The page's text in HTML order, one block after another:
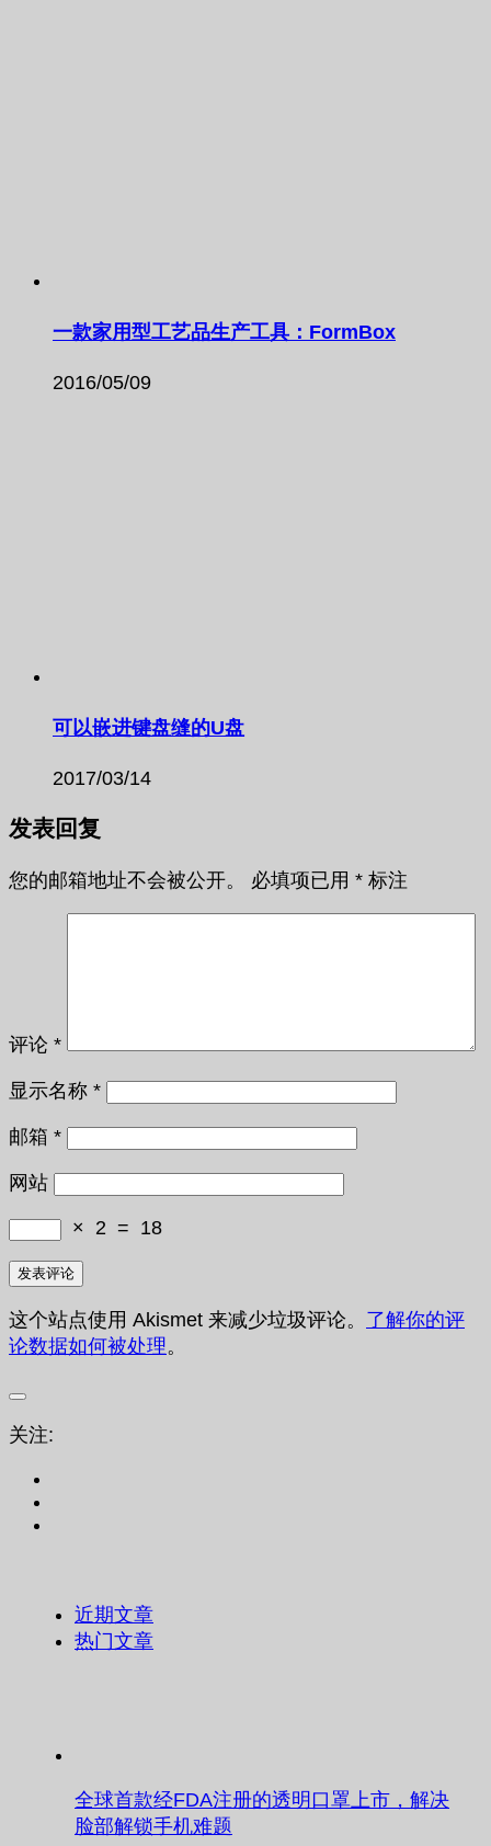
一款家用型工艺品生产工具：FormBox
2016/05/09
可以嵌进键盘缝的U盘
2017/03/14
发表回复
您的邮箱地址不会被公开。 必填项已用 * 标注
评论 *
显示名称 *
邮箱 *
网站
× 2 = 18
这个站点使用 Akismet 来减少垃圾评论。 了解你的评
论数据如何被处理。
关注:
近期文章
热门文章
全球首款经FDA注册的透明口罩上市，解决
脸部解锁手机难题